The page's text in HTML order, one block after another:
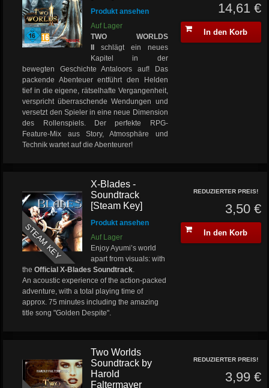
Produkt ansehen
Auf Lager
TWO WORLDS
schlägt ein neues
Kapitel in der
bewegten Geschichte Antaloors auf! Das
packende Abenteuer entführt den Helden
tief in die eigene, rätselhafte Vergangenheit,
verspricht überraschende Wendungen und
versetzt den Spieler in eine neue Dimension
des Rollenspiels. Der perfekte RPG-
Feature-Mix aus Story, Atmosphäre und
Technik wartet auf die Abenteurer!
14,61 €
In den Korb
STEAM KEY
X-Blades -
Soundtrack
[Steam Key]
Produkt ansehen
Auf Lager
Enjoy Ayumi’s world
apart from visuals: with
theOfficial X-Blades Soundtrack.
An acoustic experience of the action-packed
adventure, with a total playing time of
approx. 75 minutes including the amazing
title song "Golden Despite".
REDUZIERTER PREIS!
3,50 €
In den Korb
Two Worlds
Soundtrack by
Harold
Faltermayer
REDUZIERTER PREIS!
3,99 €